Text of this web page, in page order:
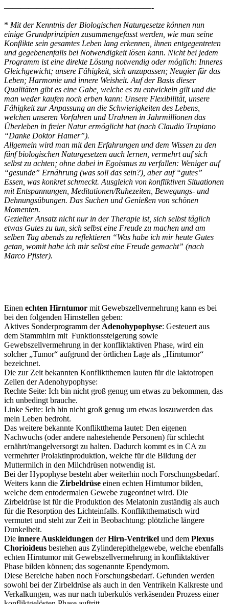
——————————————————-
* Mit der Kenntnis der Biologischen Naturgesetze können nun
einige Grundprinzipien zusammengefasst werden, wie man seine
Konﬂikte sein gesamtes Leben lang erkennen, ihnen entgegentreten
und gegebenenfalls bei Notwendigkeit lösen kann. Nicht bei jedem
Programm ist eine direkte Lösung notwendig oder möglich: Inneres
Gleichgewicht; unsere Fähigkeit, sich anzupassen; Neugier für das
Leben; Harmonie und innere Weisheit. Auf der Basis dieser
Qualitäten gibt es eine Gabe, welche es zu entwickeln gilt und die
man weder kaufen noch erben kann: Unsere Flexibilität, unsere
Fähigkeit zur Anpassung an die Schwierigkeiten des Lebens,
welchen unseren Vorfahren und Urahnen in Jahrmillionen das
Überleben in freier Natur ermöglicht hat (nach Claudio Trupiano
“Danke Doktor Hamer”).
Allgemein wird man mit den Erfahrungen und dem Wissen zu den
fünf biologischen Naturgesetzen auch lernen, vermehrt auf sich
selbst zu achten; ohne dabei in Egoismus zu verfallen: Weniger auf
“gesunde” Ernährung (was soll das sein?), aber auf “gutes”
Essen, was konkret schmeckt. Ausgleich von konfliktiven Situationen
mit Entspannungen, Meditationen/Ruhezeiten, Bewegungs- und
Dehnungsübungen. Das Suchen und Genießen von schönen
Momenten.
Gezielter Ansatz nicht nur in der Therapie ist, sich selbst täglich
etwas Gutes zu tun, sich selbst eine Freude zu machen und am
selben Tag abends zu reflektieren “Was habe ich mir heute Gutes
getan, womit habe ich mir selbst eine Freude gemacht” (nach
Marco Pfister).
Einen echten Hirntumor mit Gewebszellvermehrung kann es bei
bei den folgenden Hirnstellen geben:
Aktives Sonderprogramm der Adenohypophyse: Gesteuert aus
dem Stammhirn mit Funktionssteigerung sowie
Gewebszellvermehrung in der konfliktaktiven Phase, wird ein
solcher „Tumor“ aufgrund der örtlichen Lage als „Hirntumor“
bezeichnet.
Die zur Zeit bekannten Konfliktthemen lauten für die laktotropen
Zellen der Adenohypophyse:
Rechte Seite: Ich bin nicht groß genug um etwas zu bekommen, das
ich unbedingt brauche.
Linke Seite: Ich bin nicht groß genug um etwas loszuwerden das
mein Leben bedroht.
Das weitere bekannte Konfliktthema lautet: Den eigenen
Nachwuchs (oder andere nahestehende Personen) für schlecht
ernährt/mangelversorgt zu halten. Dadurch kommt es in CA zu
vermehrter Prolaktinproduktion, welche für die Bildung der
Muttermilch in den Milchdrüsen notwendig ist.
Bei der Hypophyse besteht aber weiterhin noch Forschungsbedarf.
Weiters kann die Zirbeldrüse einen echten Hirntumor bilden,
welche dem entodermalen Gewebe zugeordnet wird. Die
Zirbeldrüse ist für die Produktion des Melatonin zuständig als auch
für die Resorption des Lichteinfalls. Konfliktthematisch wird
vermutet und steht zur Zeit in Beobachtung: plötzliche längere
Dunkelheit.
Die innere Auskleidungen derHirn-Ventrikel und dem Plexus
Chorioideus bestehen aus Zylinderepithelgewebe, welche ebenfalls
echten Hirntumor mit Gewebszellvermehrung in konfliktaktiver
Phase bilden können; das sogenannte Ependymom.
Diese Bereiche haben noch Forschungsbedarf. Gefunden werden
sowohl bei der Zirbeldrüse als auch in den Ventrikeln Kalkreste und
Verkalkungen, was nur nach tuberkulös verkäsenden Prozess einer